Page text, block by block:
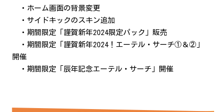
・ホーム画面の背景変更
・サイドキックのスキン追加
・期間限定「謹賀新年2024限定パック」販売
・期間限定「謹賀新年2024！エーテル・サーチ①＆②」
開催
・期間限定「辰年記念エーテル・サーチ」開催